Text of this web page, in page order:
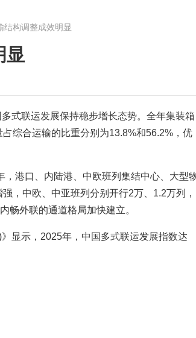
结构调整成效明显
显
式联运发展保持稳步增长态势。全年集装箱
综合运输的比重分别为13.8%和56.2%，优
港口、内陆港、中欧班列集结中心、大型
，中欧、中亚班列分别开行2万、1.2万列，
畅外联的通道格局加快建立。
显示，2025年，中国多式联运发展指数达